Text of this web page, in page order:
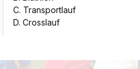
C. Transportlauf
D. Crosslauf